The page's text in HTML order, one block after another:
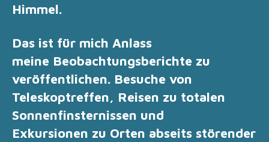
Himmel.
Das ist für mich Anlass
meine Beobachtungsberichte zu
veröffentlichen. Besuche von
Teleskoptreffen, Reisen zu totalen
Sonnenfinsternissen und
Exkursionen zu Orten abseits störender